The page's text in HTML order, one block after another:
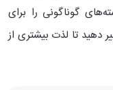
گوناگونی را برای
دهید تا لذت بیشتری از